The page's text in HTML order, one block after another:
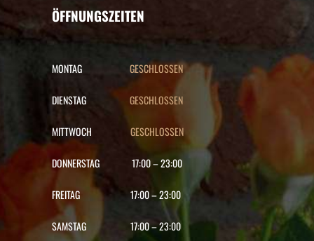
ÖFFNUNGSZEITEN
MONTAG GESCHLOSSEN
DIENSTAG GESCHLOSSEN
MITTWOCH GESCHLOSSEN
DONNERSTAG 17:00–23:00
FREITAG 17:00–23:00
SAMSTAG 17:00–23:00